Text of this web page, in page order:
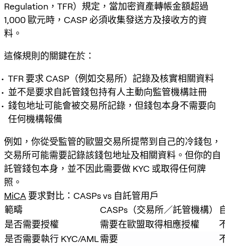
Regulation，TFR）規定，當加密資產轉帳金額超過
1,000 歐元時，CASP 必須收集發送方及接收方的資
料。
這條規則的關鍵在於：
TFR 要求 CASP（例如交易所）記錄及核實相關資料
並不是要求自託管錢包持有人主動向監管機構註冊
錢包地址可能會被交易所記錄，但錢包本身不需要向
任何機構報備
例如，你從受監管的歐盟交易所提幣到自己的冷錢包，
交易所可能需要記錄該錢包地址及相關資料。但你的自
託管錢包本身，並不因此需要做 KYC 或取得任何牌
照。
MiCA 要求對比：CASPs vs 自託管用戶
範疇
CASPs（交易所／託管機構）
是否需要授權
需要在歐盟取得相應授權
是否需要執行 KYC/AML需要